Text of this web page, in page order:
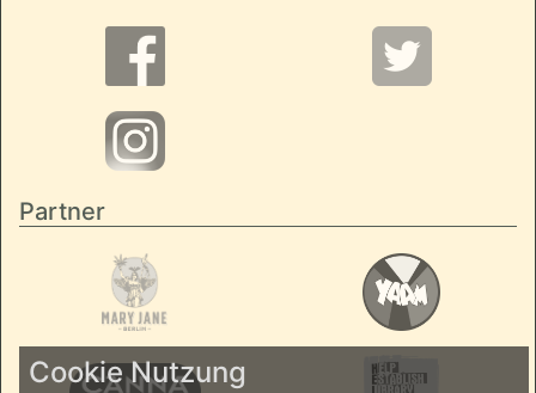
Partner
Cookie Nutzung